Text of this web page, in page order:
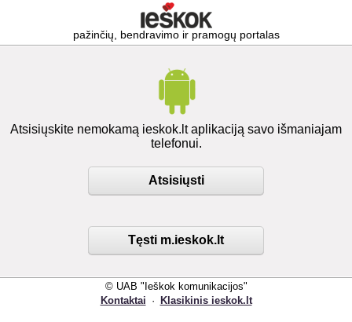
pažinčių, bendravimo ir pramogų portalas
Atsisiųskite nemokamą ieskok.lt aplikaciją savo išmaniajam
telefonui.
Atsisiųsti
Tęsti m.ieskok.lt
© UAB "Ieškok komunikacijos"
Kontaktai · Klasikinis ieskok.lt